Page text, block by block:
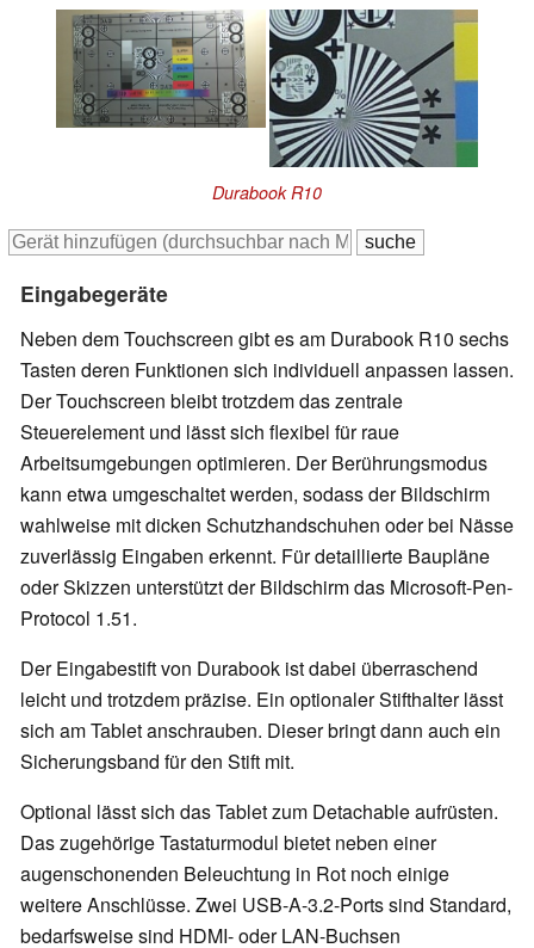
Durabook R10
Eingabegeräte
Neben dem Touchscreen gibt es am Durabook R10 sechs
Tasten deren Funktionen sich individuell anpassen lassen.
Der Touchscreen bleibt trotzdem das zentrale
Steuerelement und lässt sich flexibel für raue
Arbeitsumgebungen optimieren. Der Berührungsmodus
kann etwa umgeschaltet werden, sodass der Bildschirm
wahlweise mit dicken Schutzhandschuhen oder bei Nässe
zuverlässig Eingaben erkennt. Für detaillierte Baupläne
oder Skizzen unterstützt der Bildschirm das Microsoft-Pen-
Protocol 1.51.
Der Eingabestift von Durabook ist dabei überraschend
leicht und trotzdem präzise. Ein optionaler Stifthalter lässt
sich am Tablet anschrauben. Dieser bringt dann auch ein
Sicherungsband für den Stift mit.
Optional lässt sich das Tablet zum Detachable aufrüsten.
Das zugehörige Tastaturmodul bietet neben einer
augenschonenden Beleuchtung in Rot noch einige
weitere Anschlüsse. Zwei USB-A-3.2-Ports sind Standard,
bedarfsweise sind HDMI- oder LAN-Buchsen